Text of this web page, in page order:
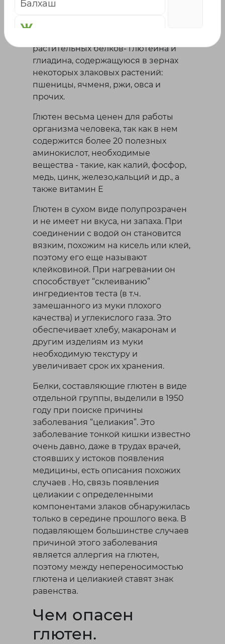
почему о глютене так много говорят?
растительных белков- глютеина и
глиадина, содержащуюся в зернах
некоторых злаковых растений:
пшеницы, ячменя, ржи, овса и
прочих.
Глютен весьма ценен для работы
организма человека, так как в нем
содержится более 20 полезных
аминокислот, необходимые
вещества - такие, как калий, фосфор,
медь, цинк, железо,кальций и др., а
также витамин Е
Глютен в сухом виде полупрозрачен
и не имеет ни вкуса, ни запаха. При
соединении с водой он становится
вязким, похожим на кисель или клей,
поэтому его еще называют
клейковиной. При нагревании он
способствует “склеиванию”
ингредиентов теста (в т.ч.
замешанного из муки плохого
качества) и углекислого газа. Это
обеспечивает хлебу, макаронам и
другим изделиям из муки
необходимую текстуру и
увеличивает срок их хранения.
Белки, составляющие глютен в виде
отдельной группы, выделили в 1950
году при поиске причины
заболевания “целиакия”. Это
заболевание тонкой кишки известно
очень давно, даже в трудах врачей,
стоявших у истоков появления
медицины, есть описания похожих
случаев . Но, связь появления
целиакии с определенными
компонентами злаков обнаружилась
только в середине прошлого века. В
подавляющем большинстве случаев
причиной этого заболевания
является аллергия на глютен,
поэтому между непереносимостью
глютена и целиакией ставят знак
равенства.
Чем опасен
глютен.
Балхаш
Ж
Жаркент
Жезказган
Жетысай
Караганда
Каскелен
Кокшетау
Кордай
Костанай
Кызылорда
Лисаковск
Павлодар
Петропавловск
Рудный
Сатпаев
Туркестанская область
Чунджа
Шахтинск
Шымкент